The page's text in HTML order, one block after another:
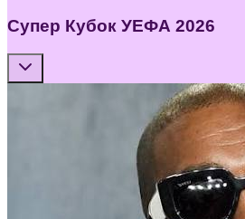
Супер Кубок УЕФА 2026